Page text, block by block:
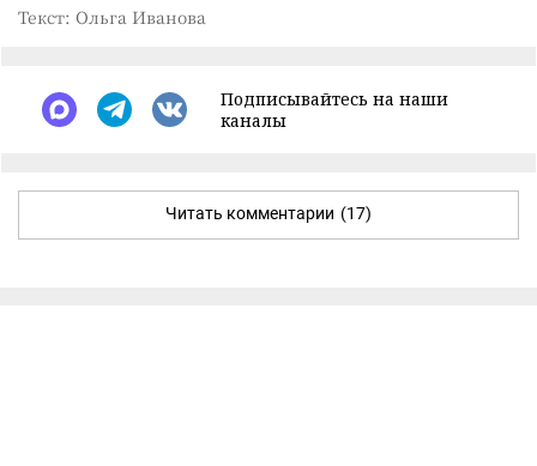
Текст: Ольга Иванова
Подписывайтесь на наши
каналы
Читать комментарии (17)